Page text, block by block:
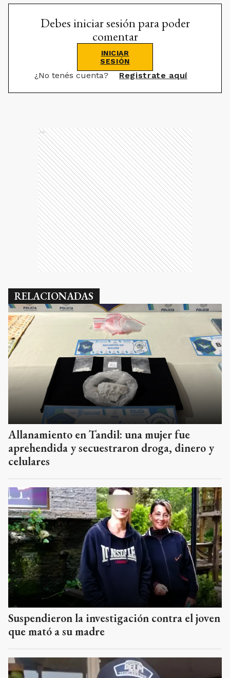
Debes iniciar sesión para poder
comentar
INICIAR
SESIÓN
¿No tenés cuenta? Registrate aquí
Ads
RELACIONADAS
Allanamiento en Tandil: una mujer fue
aprehendida y secuestraron droga, dinero y
celulares
Suspendieron la investigación contra el joven
que mató a su madre